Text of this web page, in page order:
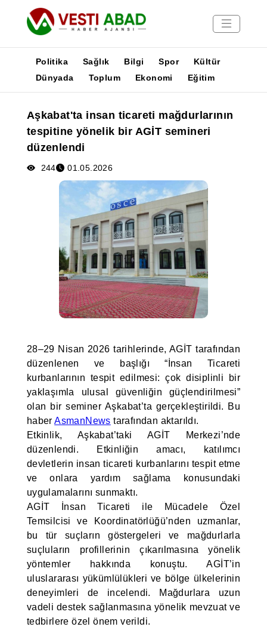
Yayınlar
Medya
Poster
Politika Sağlık Bilgi Spor
Kültür
Dünyada
Toplum Ekonomi Eğitim
Aşkabat'ta insan ticareti mağdurlarının
tespitine yönelik bir AGİT semineri
düzenlendi
244 01.05.2026
28–29 Nisan 2026 tarihlerinde, AGİT tarafından
düzenlenen ve başlığı “İnsan Ticareti
kurbanlarının tespit edilmesi: çok disiplinli bir
yaklaşımla ulusal güvenliğin güçlendirilmesi”
olan bir seminer Aşkabat’ta gerçekleştirildi. Bu
haberAsmanNews tarafından aktarıldı.
Etkinlik, Aşkabat’taki AGİT Merkezi’nde
düzenlendi. Etkinliğin amacı, katılımcı
devletlerin insan ticareti kurbanlarını tespit etme
ve onlara yardım sağlama konusundaki
uygulamalarını sunmaktı.
AGİT İnsan Ticareti ile Mücadele Özel
Temsilcisi ve Koordinatörlüğü’nden uzmanlar,
bu tür suçların göstergeleri ve mağdurlarla
suçluların profillerinin çıkarılmasına yönelik
yöntemler hakkında konuştu. AGİT’in
uluslararası yükümlülükleri ve bölge ülkelerinin
deneyimleri de incelendi. Mağdurlara uzun
vadeli destek sağlanmasına yönelik mevzuat ve
tedbirlere özel önem verildi.